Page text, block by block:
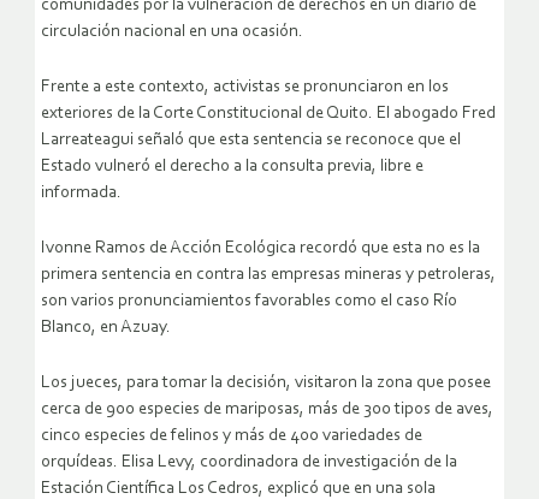
comunidades por la vulneración de derechos en un diario de
circulación nacional en una ocasión.
Frente a este contexto, activistas se pronunciaron en los
exteriores de la Corte Constitucional de Quito. El abogado Fred
Larreateagui señaló que esta sentencia se reconoce que el
Estado vulneró el derecho a la consulta previa, libre e
informada.
Ivonne Ramos de Acción Ecológica recordó que esta no es la
primera sentencia en contra las empresas mineras y petroleras,
son varios pronunciamientos favorables como el caso Río
Blanco, en Azuay.
Los jueces, para tomar la decisión, visitaron la zona que posee
cerca de 900 especies de mariposas, más de 300 tipos de aves,
cinco especies de felinos y más de 400 variedades de
orquídeas. Elisa Levy, coordinadora de investigación de la
Estación Científica Los Cedros, explicó que en una sola